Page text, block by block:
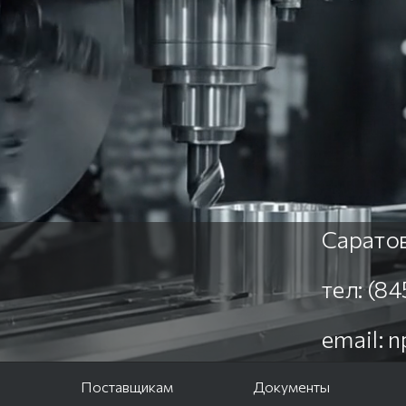
тел:
email:
Поставщикам Документы